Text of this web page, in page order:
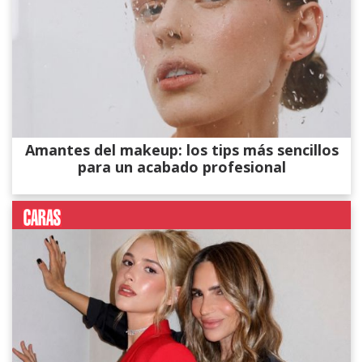
Amantes del makeup: los tips más sencillos
para un acabado profesional